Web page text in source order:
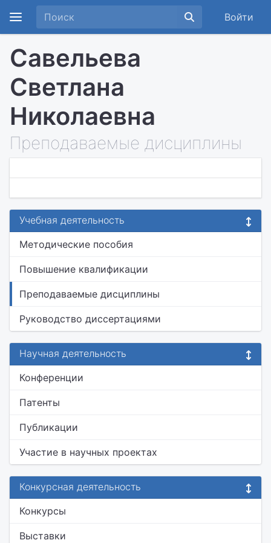
Войти
Савельева
Светлана
Николаевна
Преподаваемые дисциплины
Учебная деятельность
Методические пособия
Повышение квалификации
Преподаваемые дисциплины
Руководство диссертациями
Научная деятельность
Конференции
Патенты
Публикации
Участие в научных проектах
Конкурсная деятельность
Конкурсы
Выставки